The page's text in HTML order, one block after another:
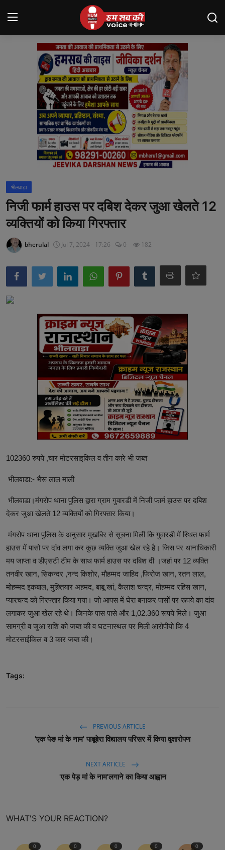
Login Register
About us
शाहपुरा
मनोरंजन
अनूपगढ़
राजस्थान
भीलवाड़ा
भीलवाड़ा
निजी फार्म हाउस पर दबिश देकर जुआ खेलते 12
व्यक्तियों को किया गिरफ्तार
bherulal Jul 7, 2024 - 17:26 0 182
102360 रुपये ,चार मोटरसाइकिल व तीन कारे भी जब्त
भीलवाडा:- भैरू लाल माली
भीलवाडा।मंगरोप थाना पुलिस द्वारा ग्राम गुवारडी में निजी फार्म हाउस पर दबिश
देकर जुआ खेलते 12 व्यक्तियों को गिरफ्तार किया।
मंगरोप थाना पुलिस के अनुसार मुखबिर से सूचना मिली कि गुवारडी में स्थित फार्म
हाउस में पासो पर दांव लगा कर कुछ व्यक्ति जुआ खेल रहे है। जिस पर थानाधिकारी
मय जाप्ता व डीएसटी टीम के साथ फार्म हाउस पर दबिश दी ।जहां पर 12 व्यक्ति
तनवीर खान, सिकन्दर ,नन्द किशोर, मौहम्मद जाहिद ,फिरोज खान, रतन लाल,
मोहम्मद इकबाल, मुख़्तियार अहमद, बाबू खां, कैलाश चन्द्र, मोहम्मद रहिस खान,
प्यारचन्द को गिरफ्तार किया गया। जो आपस में घेरा बनाकर पासों पर रूपये का दांव
लगाकर जुआ खेल रहे थे। जिनके पास पासे और 1,02.360 रूपये मिले। जुआ
सामग्री व जुआ राशि को जब्त की व घटनास्थल पर मिली आरोपीयो कि 4
मोटरसाईकिल व 3 कार जब्त की।
Tags:
PREVIOUS ARTICLE
'एक पेङ मां के नाम' पाबूबेरा विद्यालय परिसर में किया वृक्षारोपण
NEXT ARTICLE
'एक पेड़ मां के नाम'लगाने का किया आह्वान
WHAT'S YOUR REACTION?
0 0 0 0 0